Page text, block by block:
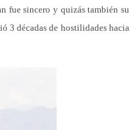
fue sincero y quizás también su
3 décadas de hostilidades hacia